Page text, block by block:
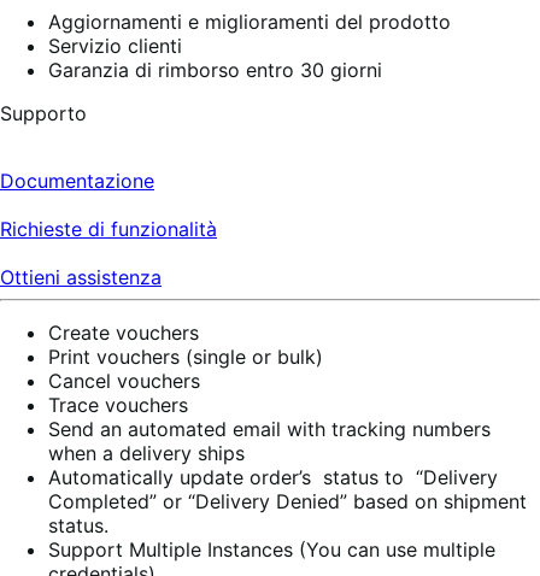
Aggiornamenti e miglioramenti del prodotto
Servizio clienti
Garanzia di rimborso entro 30 giorni
Supporto
Documentazione
Richieste di funzionalità
Ottieni assistenza
Create vouchers
Print vouchers (single or bulk)
Cancel vouchers
Trace vouchers
Send an automated email with tracking numbers
when a delivery ships
Automatically update order’s status to “Delivery
Completed” or “Delivery Denied” based on shipment
status.
Support Multiple Instances (You can use multiple